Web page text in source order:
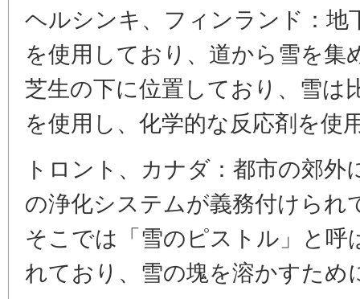
ヘルシンキ、フィンランド：
を使用しており、道から雪を
芝生の下に位置しており、雪は
を使用し、化学的な反応剤を使
トロント、カナダ：都市の郊
の浄化システムが義務付けら
そこでは「雪のピストル」と
れており、雪の塊を溶かすため